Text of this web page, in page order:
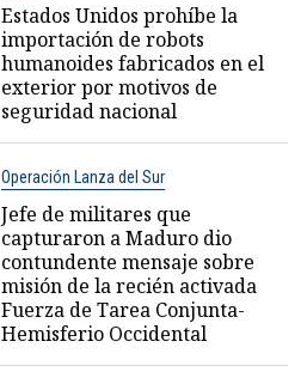
Estados Unidos prohíbe la
importación de robots
humanoides fabricados en el
exterior por motivos de
seguridad nacional
Operación Lanza del Sur
Jefe de militares que
capturaron a Maduro dio
contundente mensaje sobre
misión de la recién activada
Fuerza de Tarea Conjunta-
Hemisferio Occidental